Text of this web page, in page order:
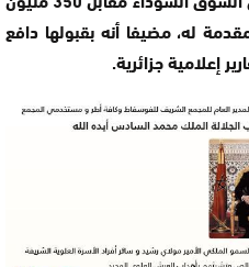
له، مضيفا أنه بقبولها دافع
إعلامية جزائرية.